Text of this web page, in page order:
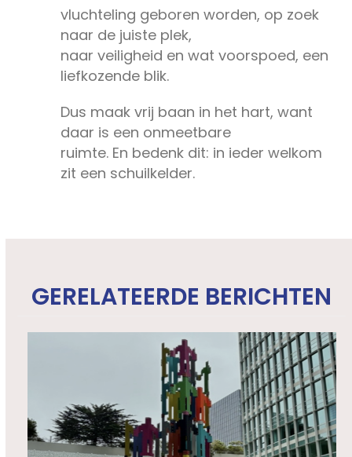
vluchteling geboren worden, op zoek
naar de juiste plek,
naar veiligheid en wat voorspoed, een
liefkozende blik.
Dus maak vrij baan in het hart, want
daar is een onmeetbare
ruimte. En bedenk dit: in ieder welkom
zit een schuilkelder.
GERELATEERDE BERICHTEN